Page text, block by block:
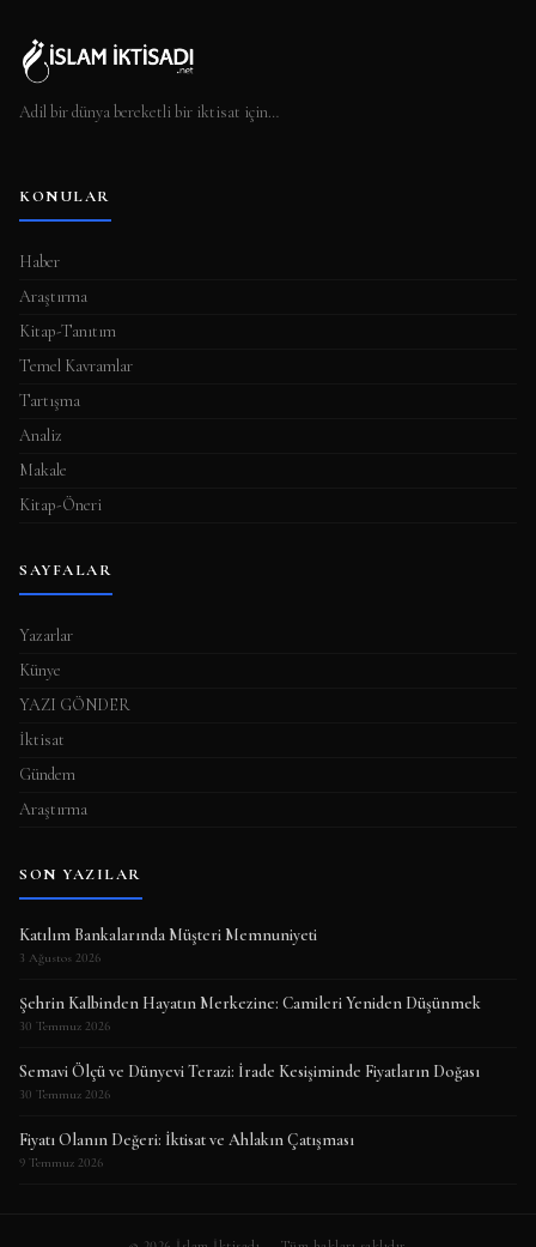
Adil bir dünya bereketli bir iktisat için…
KONULAR
Haber
Araştırma
Kitap-Tanıtım
Temel Kavramlar
Tartışma
Analiz
Makale
Kitap-Öneri
SAYFALAR
Yazarlar
Künye
YAZI GÖNDER
İktisat
Gündem
Araştırma
SON YAZILAR
Katılım Bankalarında Müşteri Memnuniyeti
3 Ağustos 2026
Şehrin Kalbinden Hayatın Merkezine: Camileri Yeniden Düşünmek
30 Temmuz 2026
Semavi Ölçü ve Dünyevi Terazi: İrade Kesişiminde Fiyatların Doğası
30 Temmuz 2026
Fiyatı Olanın Değeri: İktisat ve Ahlakın Çatışması
9 Temmuz 2026